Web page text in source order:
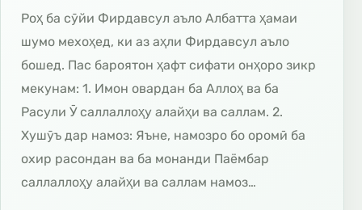
Роҳ ба сӯйи Фирдавсул аъло Албатта ҳамаи
шумо мехоҳед, ки аз аҳли Фирдавсул аъло
бошед. Пас бароятон ҳафт сифати онҳоро зикр
мекунам: 1. Имон овардан ба Аллоҳ ва ба
Расули Ӯ саллаллоҳу алайҳи ва саллам. 2.
Хушӯъ дар намоз: Яъне, намозро бо оромӣ ба
охир расондан ва ба монанди Паёмбар
саллаллоҳу алайҳи ва саллам намоз…